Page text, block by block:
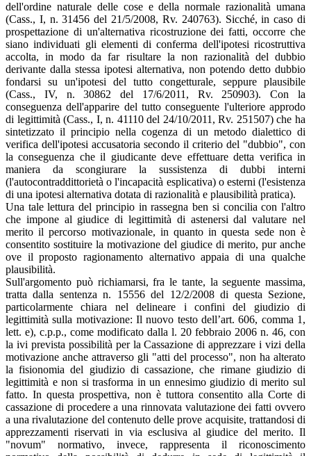
dell'ordine naturale delle cose e della normale razionalità umana
(Cass., I, n. 31456 del 21/5/2008, Rv. 240763). Sicché, in caso di
prospettazione di un'alternativa ricostruzione dei fatti, occorre che
siano individuati gli elementi di conferma dell'ipotesi ricostruttiva
accolta, in modo da far risultare la non razionalità del dubbio
derivante dalla stessa ipotesi alternativa, non potendo detto dubbio
fondarsi su un'ipotesi del tutto congetturale, seppure plausibile
(Cass., IV, n. 30862 del 17/6/2011, Rv. 250903). Con la
conseguenza dell'apparire del tutto conseguente l'ulteriore approdo
di legittimità (Cass., I, n. 41110 del 24/10/2011, Rv. 251507) che ha
sintetizzato il principio nella cogenza di un metodo dialettico di
verifica dell'ipotesi accusatoria secondo il criterio del "dubbio", con
la conseguenza che il giudicante deve effettuare detta verifica in
maniera da scongiurare la sussistenza di dubbi interni
(l'autocontraddittorietà o l'incapacità esplicativa) o esterni (l'esistenza
di una ipotesi alternativa dotata di razionalità e plausibilità pratica).
Una tale lettura del principio in rassegna ben si concilia con l'altro
che impone al giudice di legittimità di astenersi dal valutare nel
merito il percorso motivazionale, in quanto in questa sede non è
consentito sostituire la motivazione del giudice di merito, pur anche
ove il proposto ragionamento alternativo appaia di una qualche
plausibilità.
Sull'argomento può richiamarsi, fra le tante, la seguente massima,
tratta dalla sentenza n. 15556 del 12/2/2008 di questa Sezione,
particolarmente chiara nel delineare i confini del giudizio di
legittimità sulla motivazione: Il nuovo testo dell’art. 606, comma 1,
lett. e), c.p.p., come modificato dalla l. 20 febbraio 2006 n. 46, con
la ivi prevista possibilità per la Cassazione di apprezzare i vizi della
motivazione anche attraverso gli "atti del processo", non ha alterato
la fisionomia del giudizio di cassazione, che rimane giudizio di
legittimità e non si trasforma in un ennesimo giudizio di merito sul
fatto. In questa prospettiva, non è tuttora consentito alla Corte di
cassazione di procedere a una rinnovata valutazione dei fatti ovvero
a una rivalutazione del contenuto delle prove acquisite, trattandosi di
apprezzamenti riservati in via esclusiva al giudice del merito. Il
"novum" normativo, invece, rappresenta il riconoscimento